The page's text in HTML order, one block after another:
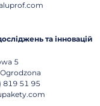
та інновацій
5
Ogrodzona
819 51 95